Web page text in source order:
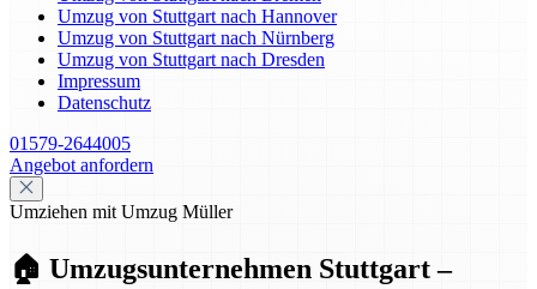
Umzug von Stuttgart nach Hannover
Umzug von Stuttgart nach Nürnberg
Umzug von Stuttgart nach Dresden
Impressum
Datenschutz
01579-2644005
Angebot anfordern
Umziehen mit Umzug Müller
🏠 Umzugsunternehmen Stuttgart –